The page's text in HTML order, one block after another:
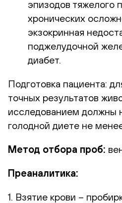
эпизодов тяжелого
хронических
экзокринная
поджелудочной
диабет.
Подготовка пациента:
точных результатов
исследованием должны
голодной диете не менее
Метод отбора проб:
Преаналитика:
1. Взятие крови –